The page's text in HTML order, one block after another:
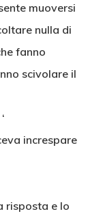
muoversi
nulla di
fanno
scivolare il
increspare
risposta e lo